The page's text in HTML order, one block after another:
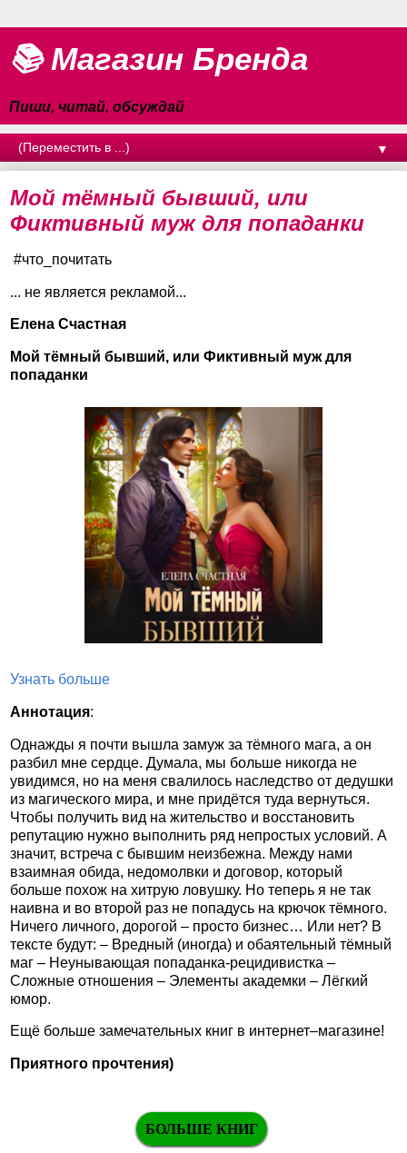
📚 Магазин Бренда
Пиши, читай, обсуждай
▼
Мой тёмный бывший, или
Фиктивный муж для попаданки
#что_почитать
... не является рекламой...
Елена Счастная
Мой тёмный бывший, или Фиктивный муж для
попаданки
Узнать больше
Аннотация:
Однажды я почти вышла замуж за тёмного мага, а он
разбил мне сердце. Думала, мы больше никогда не
увидимся, но на меня свалилось наследство от дедушки
из магического мира, и мне придётся туда вернуться.
Чтобы получить вид на жительство и восстановить
репутацию нужно выполнить ряд непростых условий. А
значит, встреча с бывшим неизбежна. Между нами
взаимная обида, недомолвки и договор, который
больше похож на хитрую ловушку. Но теперь я не так
наивна и во второй раз не попадусь на крючок тёмного.
Ничего личного, дорогой – просто бизнес… Или нет? В
тексте будут: – Вредный (иногда) и обаятельный тёмный
маг – Неунывающая попаданка-рецидивистка –
Сложные отношения – Элементы академки – Лёгкий
юмор.
Ещё больше замечательных книг в интернет–магазине!
Приятного прочтения)
БОЛЬШЕ КНИГ